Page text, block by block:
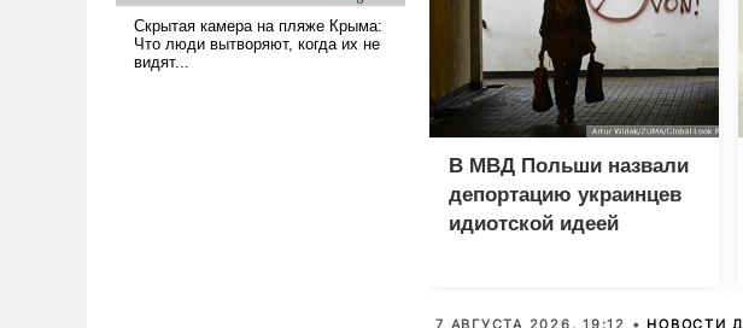
В МВД Польши назвали
депортацию украинцев
идиотской идеей
7 АВГУСТА 2026, 19:12 • НОВОСТИ